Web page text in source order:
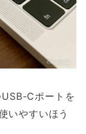
Cポートを
いやすいほう